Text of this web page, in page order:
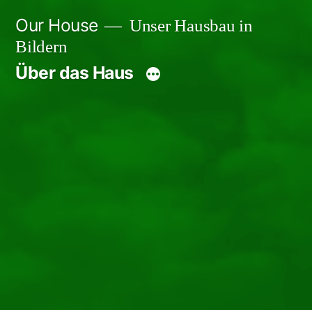
Inhalt
springen
Our House
Unser Hausbau in
Bildern
Über das Haus